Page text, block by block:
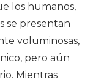
los humanos,
se presentan
voluminosas,
pero aún
Mientras